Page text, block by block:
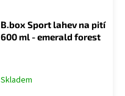
B.box Sport lahev na pití
600 ml - emerald forest
Skladem